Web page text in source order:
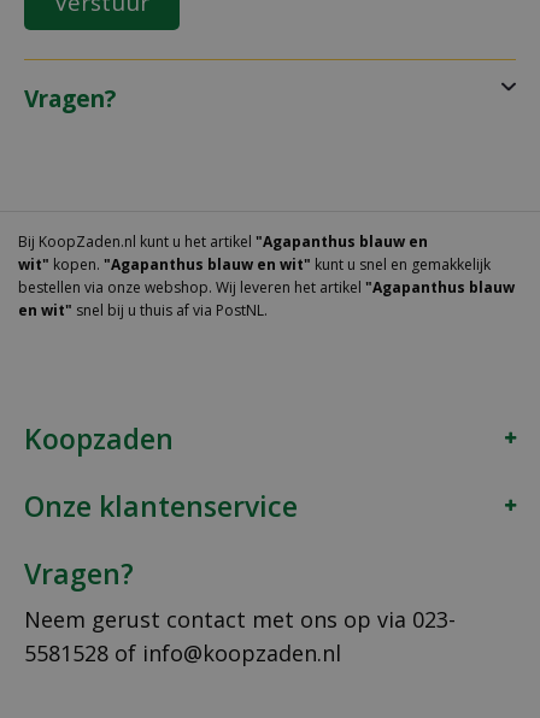
Vragen?
Bij KoopZaden.nl kunt u het artikel "Agapanthus blauw en
wit" kopen. "Agapanthus blauw en wit" kunt u snel en gemakkelijk
bestellen via onze webshop. Wij leveren het artikel "Agapanthus blauw
en wit" snel bij u thuis af via PostNL.
Koopzaden
Onze klantenservice
Vragen?
Neem gerust contact met ons op via 023-
5581528 of info@koopzaden.nl